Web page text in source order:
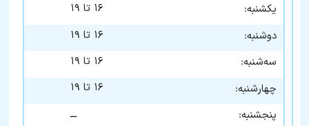
یکشنبه:
۱۶ تا ۱۹
دوشنبه:
۱۶ تا ۱۹
سه‌شنبه:
۱۶ تا ۱۹
چهارشنبه:
۱۶ تا ۱۹
پنجشنبه:
ـــ